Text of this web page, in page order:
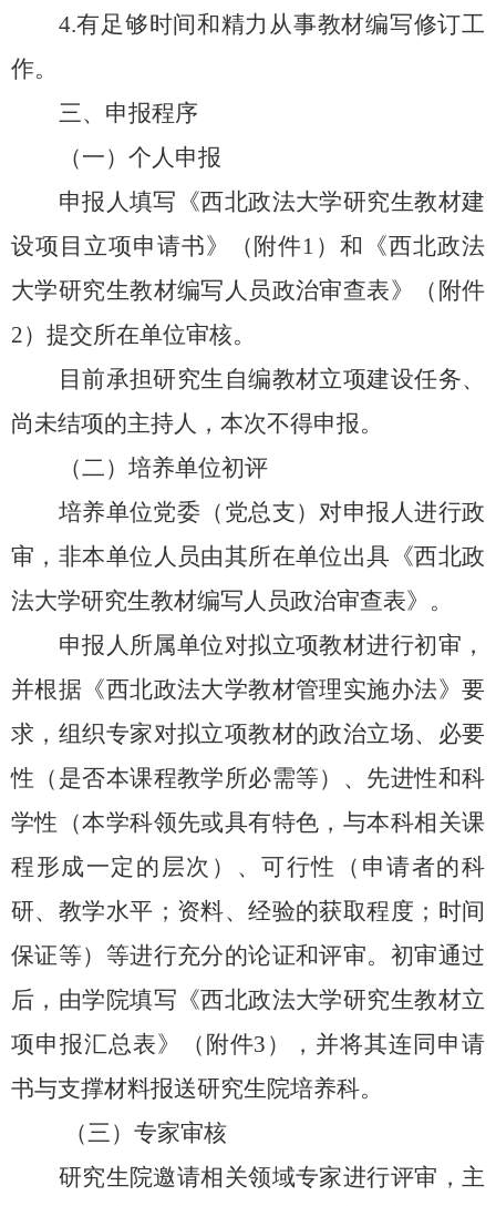
4.有足够时间和精力从事教材编写修订工
作。
三、申报程序
（一）个人申报
申报人填写《西北政法大学研究生教材建
设项目立项申请书》（附件1）和《西北政法
大学研究生教材编写人员政治审查表》（附件
2）提交所在单位审核。
目前承担研究生自编教材立项建设任务、
尚未结项的主持人，本次不得申报。
（二）培养单位初评
培养单位党委（党总支）对申报人进行政
审 ，非本单位人员由其所在单位出具《西北政
法大学研究生教材编写人员政治审查表》。
申报人 所属单位对拟立项教材进行初审，
并根据《西北政法大学教材管理实施办法》要
求，组织专家对拟立项教材的政治立场、必要
性（是否本课程教学所必需等）、先进性和科
学性（本学科领先或具有特色， 与本科相关课
程形成一定的层次 ）、可行性（申请者的科
研、教学水平；资料、经验的获取程度；时间
保证等）等进行充分的论证和评审。初审通过
后，由学院填写《西北政法大学研究生教材立
项申报汇总表》（附件3 ），并将其连同申请
书与支撑材料报送研究生院培养科。
（三）专家审核
研究生院邀请相关领域专家进行评审，主